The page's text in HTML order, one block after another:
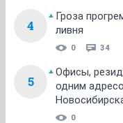
4
Гроза
ливня
0 34
5
Офисы,
одним
0